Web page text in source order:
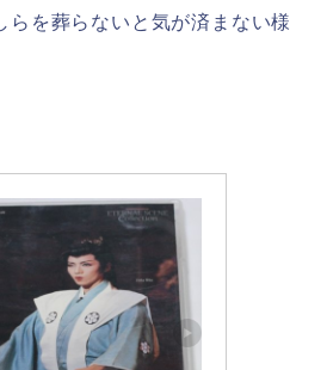
らを葬らないと気が済まない様